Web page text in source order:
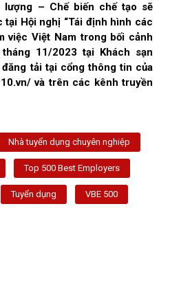
lượng – Chế biến chế tạo sẽ
Hội nghị “Tái định hình các
việc Việt Nam trong bối cảnh
11/2023 tại Khách sạn
tải tại cổng thông tin của
và trên các kênh truyền
Nhà tuyển dụng chuyên nghiệp
Top 500 Best Employers
Tuyển dụng VBE 500